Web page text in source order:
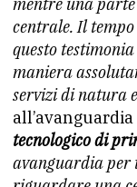
centrale. Il
questo
maniera
servizi di natura
all’avanguardia
tecnologico di
avanguardia per